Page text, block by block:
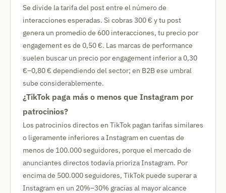
Se divide la tarifa del post entre el número de
interacciones esperadas. Si cobras 300 € y tu post
genera un promedio de 600 interacciones, tu precio por
engagement es de 0,50 €. Las marcas de performance
suelen buscar un precio por engagement inferior a 0,30
€–0,80 € dependiendo del sector; en B2B ese umbral
sube considerablemente.
¿TikTok paga más o menos que Instagram por
patrocinios?
Los patrocinios directos en TikTok pagan tarifas similares
o ligeramente inferiores a Instagram en cuentas de
menos de 100.000 seguidores, porque el mercado de
anunciantes directos todavía prioriza Instagram. Por
encima de 500.000 seguidores, TikTok puede superar a
Instagram en un 20%–30% gracias al mayor alcance